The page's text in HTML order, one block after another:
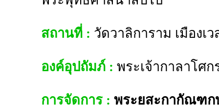
สถานที่ : วัดวาลิการาม เมือง
องค์อุปถัมภ์ : พระเจ้ากาลาโศก
การจัดการ : พระยสะกากัณฑก